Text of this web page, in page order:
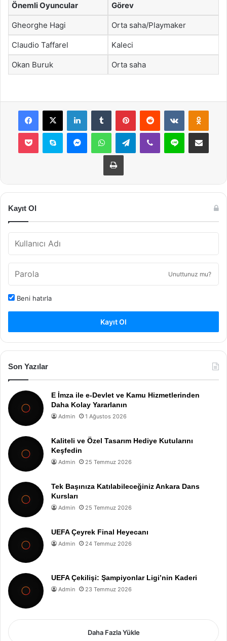
Önemli Oyuncular Görev
Gheorghe Hagi Orta saha/Playmaker
Claudio Taffarel Kaleci
Okan Buruk Orta saha
Facebook
X LinkedInTumblr PinterestReddit VKontakte
Pocket Skype MessengerWhatsAppTelegramViber Line E-Posta ile
Yazdır
Kayıt Ol
Unuttunuz mu?
Beni hatırla
Kayıt Ol
Son Yazılar
E İmza ile e-Devlet ve Kamu Hizmetlerinden
Daha Kolay Yararlanın
Admin 1 Ağustos 2026
Kaliteli ve Özel Tasarım Hediye Kutularını
Keşfedin
Admin 25 Temmuz 2026
Tek Başınıza Katılabileceğiniz Ankara Dans
Kursları
Admin 25 Temmuz 2026
UEFA Çeyrek Final Heyecanı
Admin 24 Temmuz 2026
UEFA Çekilişi: Şampiyonlar Ligi’nin Kaderi
Admin 23 Temmuz 2026
Daha Fazla Yükle